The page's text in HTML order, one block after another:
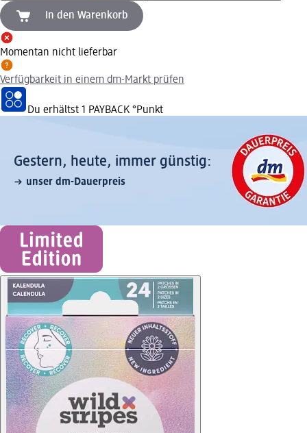
In den Warenkorb
Momentan nicht lieferbar
Verfügbarkeit in einem dm-Markt prüfen
Du erhältst 1 PAYBACK °Punkt
Gestern, heute, immer günstig:
unser dm-Dauerpreis